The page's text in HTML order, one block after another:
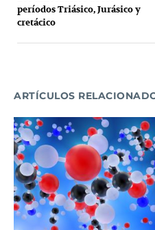
períodos Triásico, Jurásico y
cretácico
ARTÍCULOS